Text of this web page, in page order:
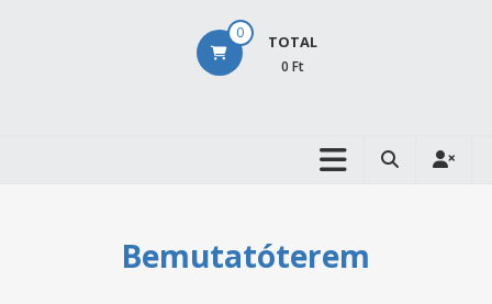
0 TOTAL
0 Ft
Bemutatóterem